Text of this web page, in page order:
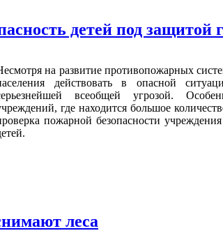
детей под защитой
на развитие противопожарных
действовать в опасной
всеобщей угрозой.
где находится большое
пожарной безопасности
леса